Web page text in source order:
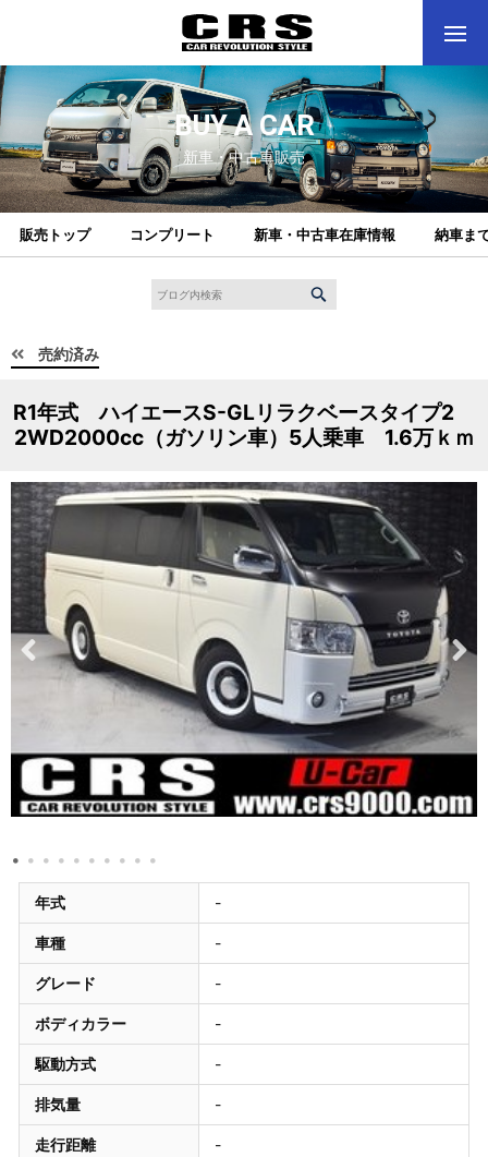
BUY A CAR
新車・中古車販売
販売トップ コンプリート 新車・中古車在庫情報 納車ま
売約済み
R1年式 ハイエースS-GLリラクベースタイプ2
2WD2000cc（ガソリン車）5人乗車 1.6万ｋｍ
年式 -
車種 -
グレード -
ボディカラー -
駆動方式 -
排気量 -
走行距離 -